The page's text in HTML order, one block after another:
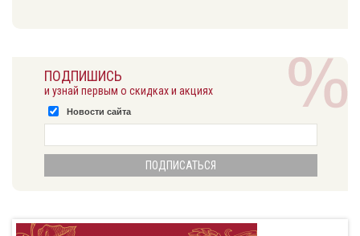
ПОДПИШИСЬ
и узнай первым о скидках и акциях
Новости сайта